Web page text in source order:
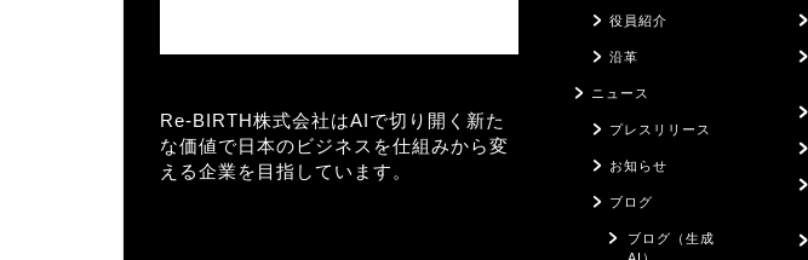
Re-BIRTH株式会社はAIで切り開く新た
な価値で日本のビジネスを仕組みから変
える企業を目指しています。
役員紹介
沿革
ニュース
プレスリリース
お知らせ
ブログ
ブログ（生成